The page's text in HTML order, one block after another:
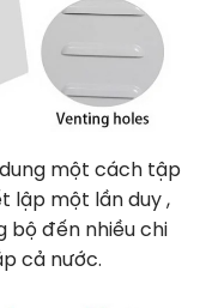
dung một cách tập
lập một lần duy ,
bộ đến nhiều chi
cả nước.